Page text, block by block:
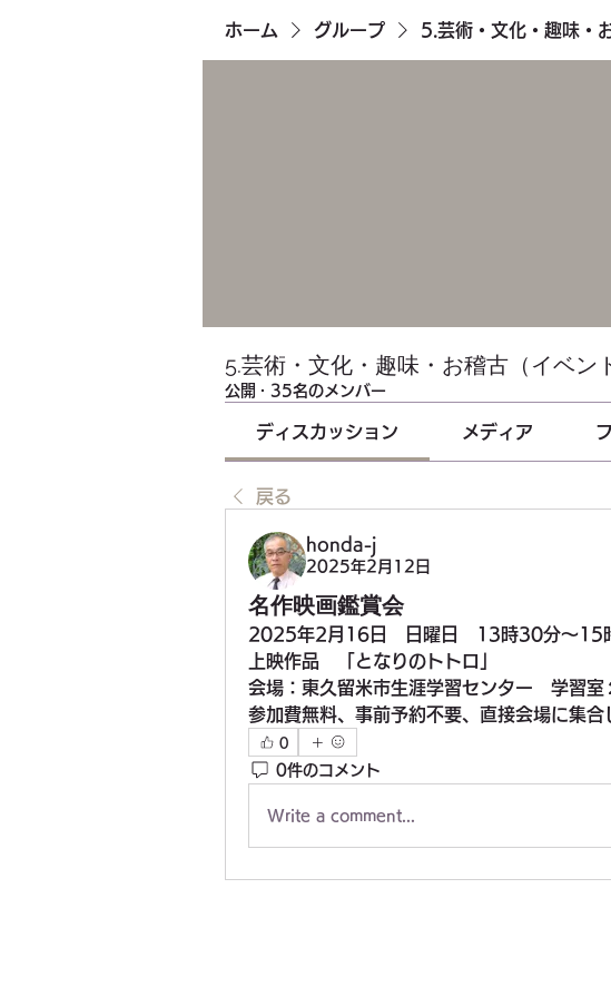
ホーム グループ 5.芸術・文化・趣味・
5.芸術・文化・趣味・お稽古（イベン
公開 · 35名のメンバー
ディスカッション メディア
戻る
honda-j
2025年2月12日
名作映画鑑賞会
2025年2月16日　日曜日　13時30分～15
上映作品　「となりのトトロ」
会場：東久留米市生涯学習センター　学習室
参加費無料、事前予約不要、直接会場に集合
0
0件のコメント
Write a comment...